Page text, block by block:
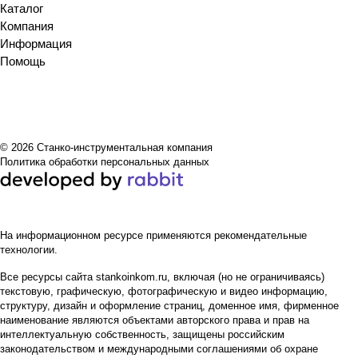
Каталог
Компания
Информация
Помощь
© 2026 Станко-инструментальная компания
Политика обработки персональных данных
На информационном ресурсе применяются рекомендательные
технологии.
Все ресурсы сайта stankoinkom.ru, включая (но не ограничиваясь)
текстовую, графическую, фотографическую и видео информацию,
структуру, дизайн и оформление страниц, доменное имя, фирменное
наименование являются объектами авторского права и прав на
интеллектуальную собственность, защищены российским
законодательством и международными соглашениями об охране